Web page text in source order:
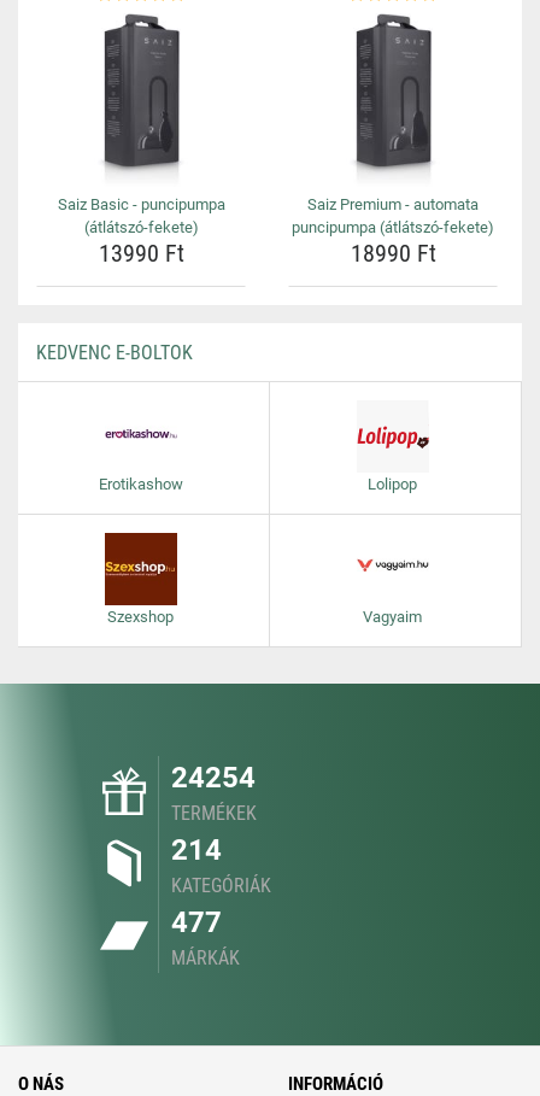
Saiz Basic - puncipumpa
(átlátszó-fekete)
13990 Ft
Saiz Premium - automata
puncipumpa (átlátszó-fekete)
18990 Ft
KEDVENC E-BOLTOK
Erotikashow Lolipop
Szexshop Vagyaim
24254
TERMÉKEK
214
KATEGÓRIÁK
477
MÁRKÁK
O NÁS INFORMÁCIÓ